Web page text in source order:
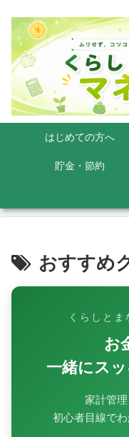
はじめての方へ
貯金・節約
おすすめ
くらしと
お
一緒にス
家計管
初心者目線でわ